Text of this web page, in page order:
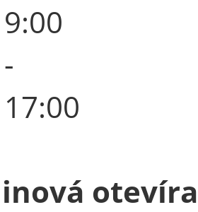
9:00
-
17:00